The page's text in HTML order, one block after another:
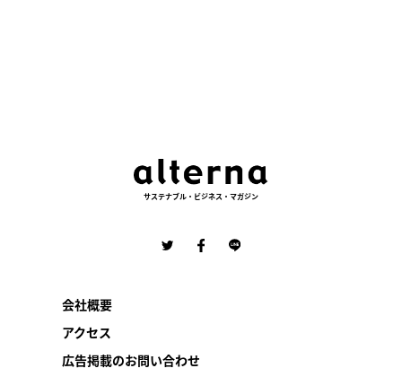
サステナブル・ビジネス・マガジン
会社概要
アクセス
広告掲載のお問い合わせ